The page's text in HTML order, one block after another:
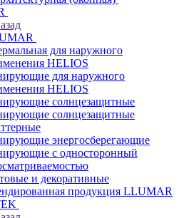
для наружного
HELIOS
для наружного
HELIOS
солнцезащитные
солнцезащитные
энергосберегающие
с односторонный
и декоративные
продукция LLUMAR